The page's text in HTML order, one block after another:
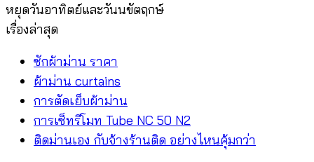
หยุดวันอาทิตย์และวันนขัตฤกษ์
เรื่องล่าสุด
ซักผ้าม่าน ราคา
ผ้าม่าน curtains
การตัดเย็บผ้าม่าน
การเซ็ทรีโมท Tube NC 50 N2
ติดม่านเอง กับจ้างร้านติด อย่างไหนคุ้มกว่า